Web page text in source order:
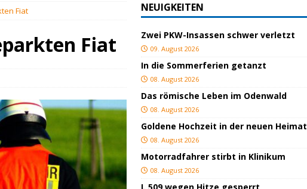
verletzt
BILDUNG
KULTUR
GESELLSCHAFT
Fiat
Fiat
NEUIGKEITEN
Zwei PKW-Insassen schwer verletzt
09. August 2026
In die Sommerferien getanzt
08. August 2026
Das römische Leben im Odenwald
08. August 2026
Goldene Hochzeit in der neuen Heimat
08. August 2026
Motorradfahrer stirbt in Klinikum
08. August 2026